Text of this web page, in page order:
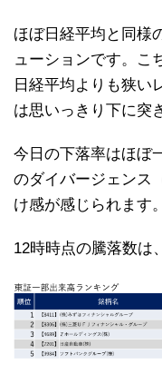
ほぼ日経平均と同様
ューションです。こ
日経平均よりも狭い
は思いっきり下に突
今日の下落率はほぼ
のダイバージェンス
け感が感じられます。
12時時点の騰落数は